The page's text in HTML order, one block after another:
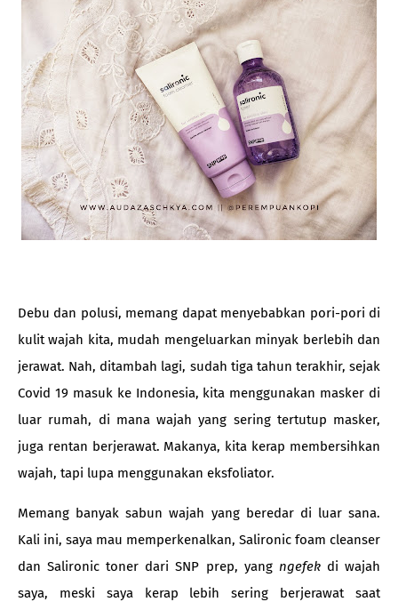
Debu dan polusi, memang dapat menyebabkan pori-pori di
kulit wajah kita, mudah mengeluarkan minyak berlebih dan
jerawat. Nah, ditambah lagi, sudah tiga tahun terakhir, sejak
Covid 19 masuk ke Indonesia, kita menggunakan masker di
luar rumah, di mana wajah yang sering tertutup masker,
juga rentan berjerawat. Makanya, kita kerap membersihkan
wajah, tapi lupa menggunakan eksfoliator.
Memang banyak sabun wajah yang beredar di luar sana.
Kali ini, saya mau memperkenalkan, Salironic foam cleanser
dan Salironic toner dari SNP prep, yang ngefekdi wajah
saya, meski saya kerap lebih sering berjerawat saat